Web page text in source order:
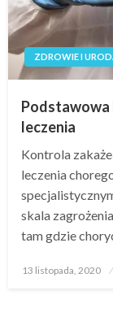
ZDROWIE I
Podstawowa
leczenia
Kontrola
leczenia
skala
tam gdzie
Opublikowane
13 listopada, 2020